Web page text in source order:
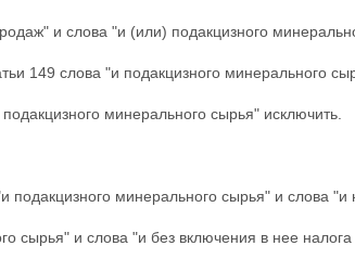
и слова "и (или) подакцизного
149 слова "и подакцизного минерального
минерального сырья" исключить.
подакцизного минерального сырья" и слова "и
сырья" и слова "и без включения в нее